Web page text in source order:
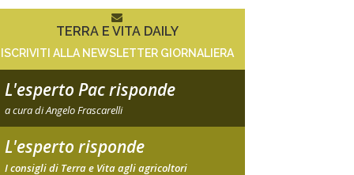
TERRA E VITA DAILY
ISCRIVITI ALLA NEWSLETTER GIORNALIERA
L'esperto Pac risponde
a cura di Angelo Frascarelli
L'esperto risponde
I consigli di Terra e Vita agli agricoltori